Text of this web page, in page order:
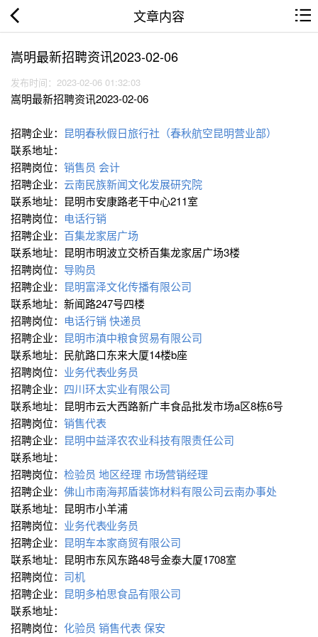
文章内容
嵩明最新招聘资讯2023-02-06
发布时间：2023-02-06 01:32:03
嵩明最新招聘资讯2023-02-06
招聘企业： 昆明春秋假日旅行社（春秋航空昆明营业部）
联系地址：
招聘岗位： 销售员 会计
招聘企业： 云南民族新闻文化发展研究院
联系地址：昆明市安康路老干中心211室
招聘岗位： 电话行销
招聘企业： 百集龙家居广场
联系地址：昆明市明波立交桥百集龙家居广场3楼
招聘岗位： 导购员
招聘企业： 昆明富泽文化传播有限公司
联系地址：新闻路247号四楼
招聘岗位： 电话行销 快递员
招聘企业： 昆明市滇中粮食贸易有限公司
联系地址：民航路口东来大厦14楼b座
招聘岗位： 业务代表∕业务员
招聘企业： 四川环太实业有限公司
联系地址：昆明市云大西路新广丰食品批发市场a区8栋6号
招聘岗位： 销售代表
招聘企业： 昆明中益泽农农业科技有限责任公司
联系地址：
招聘岗位： 检验员 地区经理 市场∕营销经理
招聘企业： 佛山市南海邦盾装饰材料有限公司云南办事处
联系地址：昆明市小羊浦
招聘岗位： 业务代表∕业务员
招聘企业： 昆明车本家商贸有限公司
联系地址：昆明市东风东路48号金泰大厦1708室
招聘岗位： 司机
招聘企业： 昆明多柏思食品有限公司
联系地址：
招聘岗位： 化验员 销售代表 保安